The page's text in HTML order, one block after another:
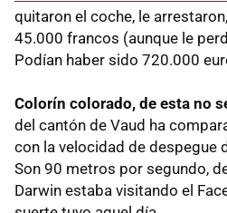
quitaron el coche, le
45.000 francos (aunque le
Podían haber sido 720.000
Colorín colorado, de esta no
del cantón de Vaud ha
con la velocidad de despegue
Son 90 metros por segundo,
Darwin estaba visitando el